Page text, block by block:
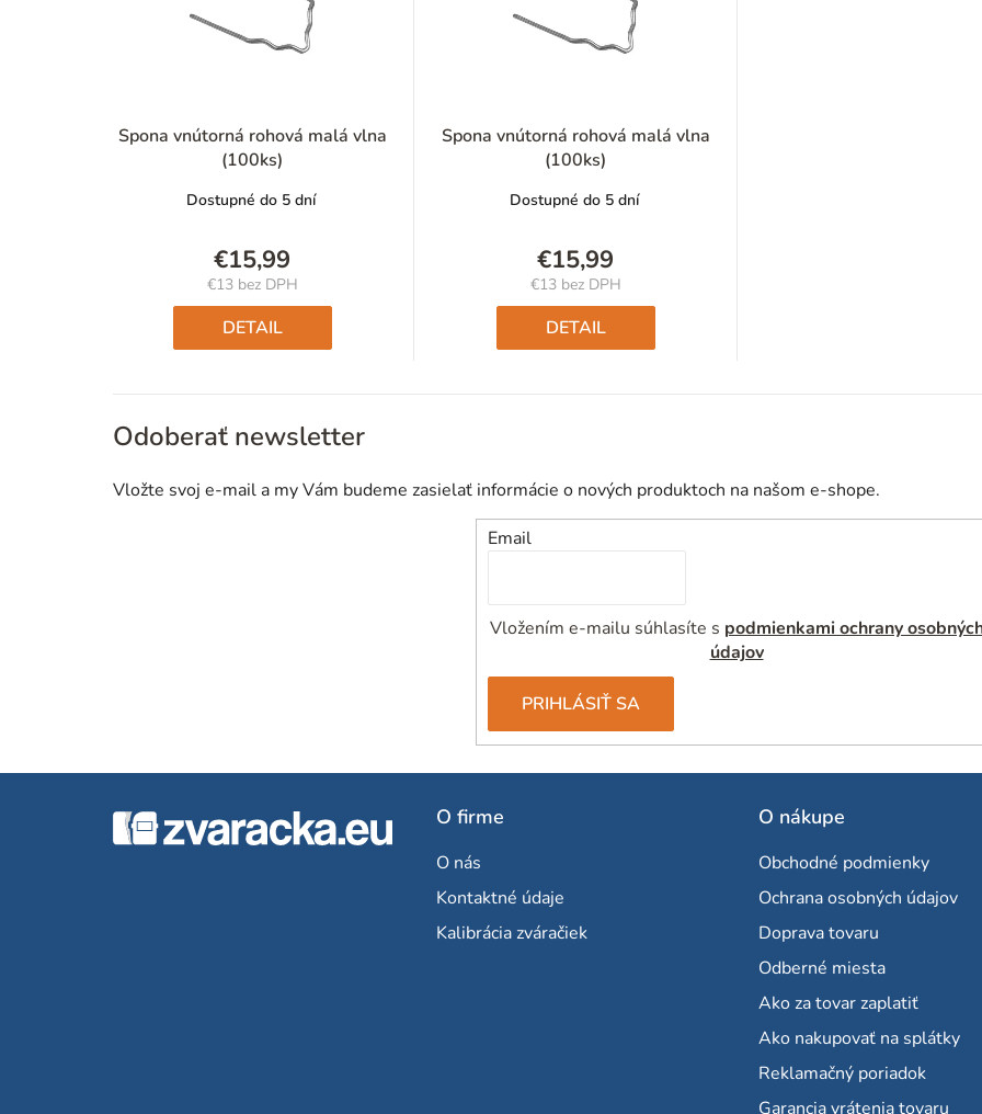
Spona vnútorná rohová malá vlna
(100ks)
Dostupné do 5 dní
€15,99
€13 bez DPH
Jednotková
cena:
DETAIL
Spona vnútorná rohová malá vlna
(100ks)
Dostupné do 5 dní
€15,99
€13 bez DPH
Jednotková
cena:
DETAIL
Odoberať newsletter
Vložte svoj e-mail a my Vám budeme zasielať informácie o nových produktoch na našom e-shope.
Email
Vložením e-mailu súhlasíte s podmienkami ochrany
údajov
PRIHLÁSIŤ SA
O firme
O nás
Kontaktné údaje
Kalibrácia zváračiek
O nákupe
Obchodné podmienky
Ochrana osobných údajov
Doprava tovaru
Odberné miesta
Ako za tovar zaplatiť
Ako nakupovať na splátky
Reklamačný poriadok
Garancia vrátenia tovaru